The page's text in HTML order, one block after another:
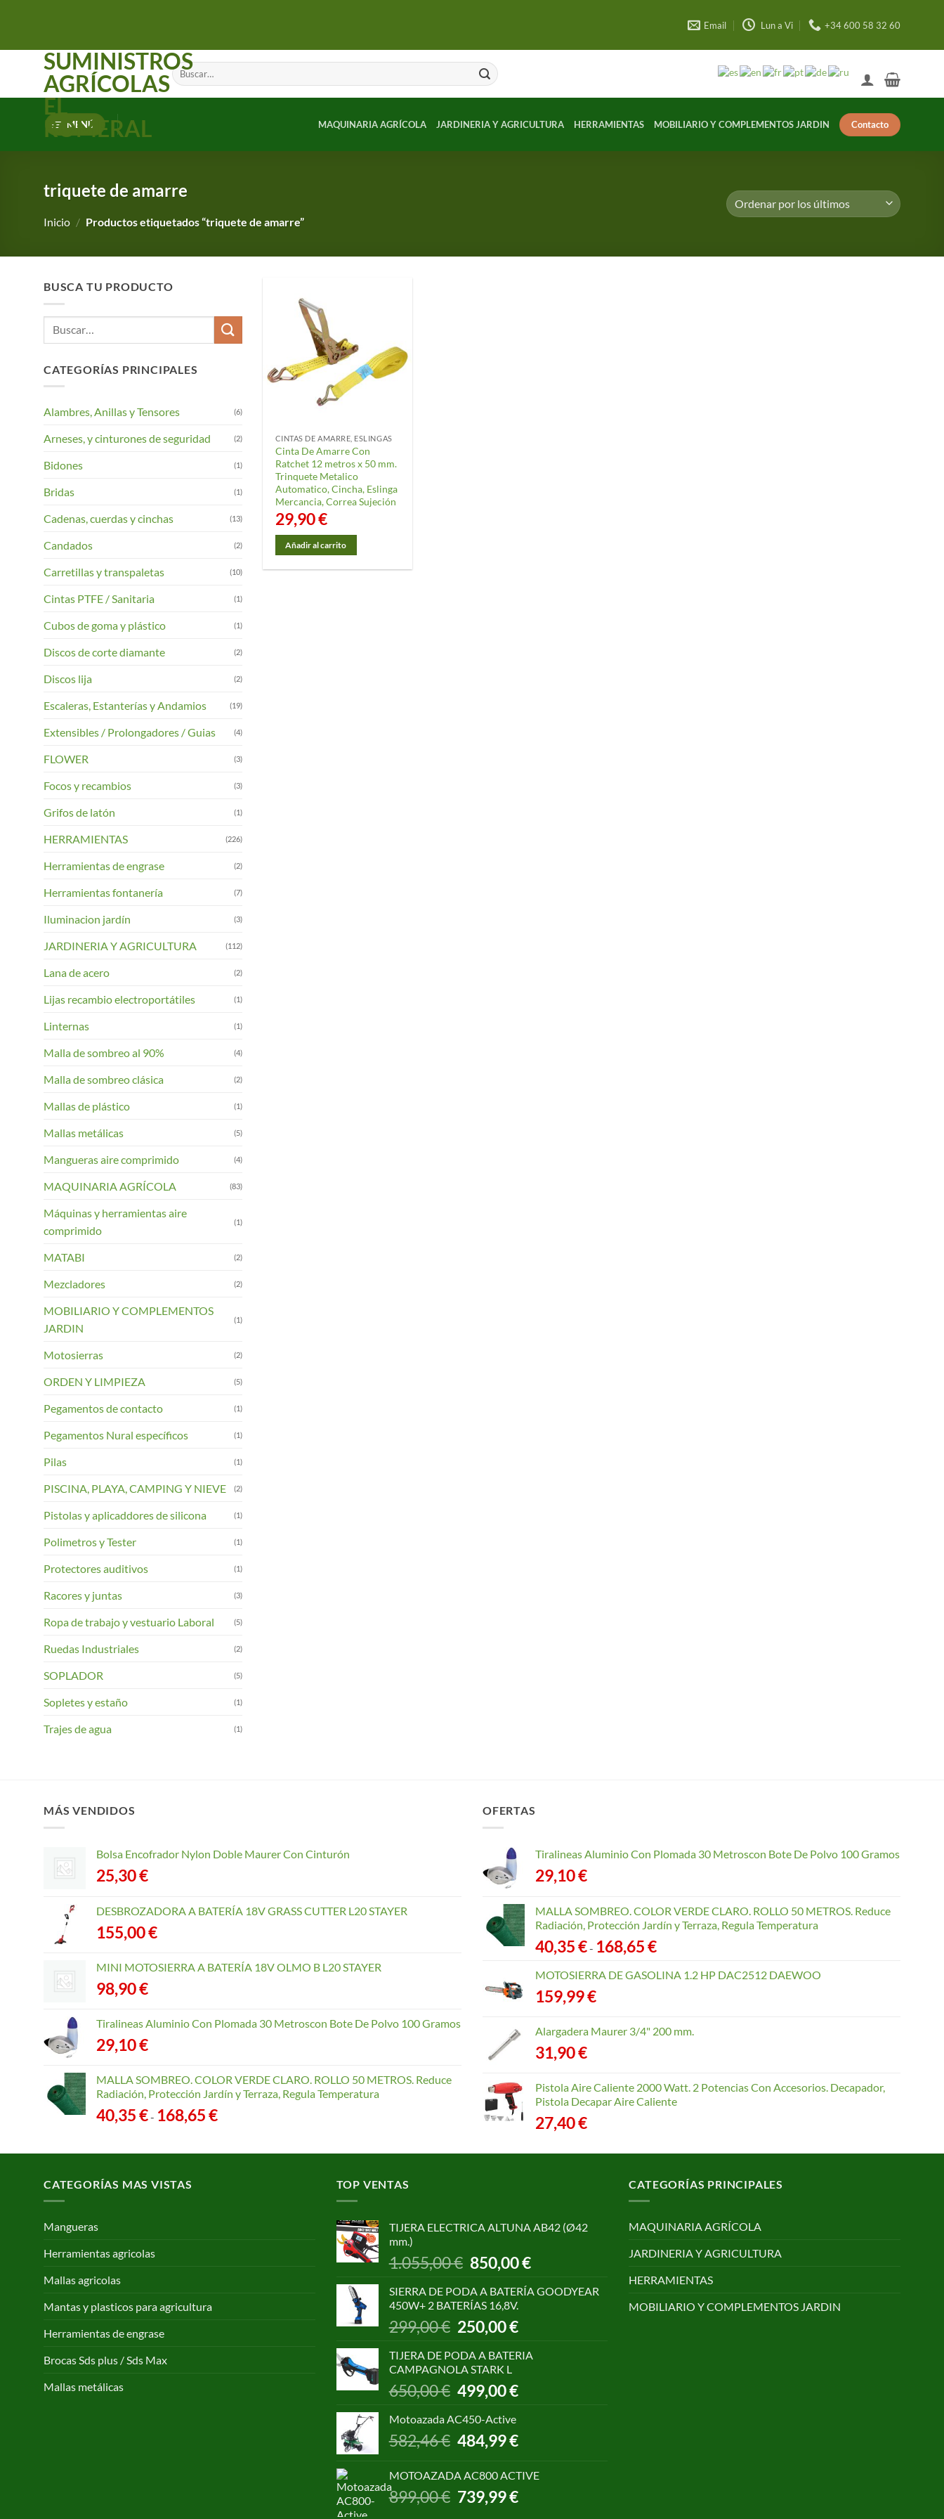
Email Lun a Vi +34 600 58 32 60
SUMINISTROS
AGRÍCOLAS
EL
ROMERAL
Buscar
por:
MENÚ MAQUINARIA AGRÍCOLA JARDINERIA Y AGRICULTURA HERRAMIENTAS MOBILIARIO Y COMPLEMENTOS JARDIN Contacto
triquete de amarre
Inicio / Productos etiquetados “triquete de amarre”
BUSCA TU PRODUCTO
Buscar
CATEGORÍAS PRINCIPALES
Alambres, Anillas y Tensores (6)
Arneses, y cinturones de seguridad (2)
Bidones (1)
Bridas (1)
Cadenas, cuerdas y cinchas (13)
Candados (2)
Carretillas y transpaletas (10)
Cintas PTFE / Sanitaria (1)
Cubos de goma y plástico (1)
Discos de corte diamante (2)
Discos lija (2)
Escaleras, Estanterías y Andamios (19)
Extensibles / Prolongadores / Guias (4)
FLOWER (3)
Focos y recambios (3)
Grifos de latón (1)
HERRAMIENTAS (226)
Herramientas de engrase (2)
Herramientas fontanería (7)
Iluminacion jardín (3)
JARDINERIA Y AGRICULTURA (112)
Lana de acero (2)
Lijas recambio electroportátiles (1)
Linternas (1)
Malla de sombreo al 90% (4)
Malla de sombreo clásica (2)
Mallas de plástico (1)
Mallas metálicas (5)
Mangueras aire comprimido (4)
MAQUINARIA AGRÍCOLA (83)
Máquinas y herramientas aire
comprimido
(1)
MATABI (2)
Mezcladores (2)
MOBILIARIO Y COMPLEMENTOS
JARDIN
(1)
Motosierras (2)
ORDEN Y LIMPIEZA (5)
Pegamentos de contacto (1)
Pegamentos Nural específicos (1)
Pilas (1)
PISCINA, PLAYA, CAMPING Y NIEVE (2)
Pistolas y aplicaddores de silicona (1)
Polimetros y Tester (1)
Protectores auditivos (1)
Racores y juntas (3)
Ropa de trabajo y vestuario Laboral (5)
Ruedas Industriales (2)
SOPLADOR (5)
Sopletes y estaño (1)
Trajes de agua (1)
CINTAS DE AMARRE, ESLINGAS
Cinta De Amarre Con
Ratchet 12 metros x 50 mm.
Trinquete Metalico
Automatico, Cincha, Eslinga
Mercancia, Correa Sujeción
29,90€
Añadir al carrito
MÁS VENDIDOS
Bolsa Encofrador Nylon Doble Maurer Con Cinturón
25,30€
DESBROZADORA A BATERÍA 18V GRASS CUTTER L20 STAYER
155,00€
MINI MOTOSIERRA A BATERÍA 18V OLMO B L20 STAYER
98,90€
Tiralineas Aluminio Con Plomada 30 Metroscon Bote De Polvo 100 Gramos
29,10€
MALLA SOMBREO. COLOR VERDE CLARO. ROLLO 50 METROS. Reduce
Radiación, Protección Jardín y Terraza, Regula Temperatura
40,35€- 168,65€Rango
desde
OFERTAS
Tiralineas Aluminio Con Plomada 30 Metroscon Bote De Polvo 100 Gramos
29,10€
MALLA SOMBREO. COLOR VERDE CLARO. ROLLO 50 METROS. Reduce
Radiación, Protección Jardín y Terraza, Regula Temperatura
40,35€- 168,65€Rango
precios:
168,65 €
MOTOSIERRA DE GASOLINA 1.2 HP DAC2512 DAEWOO
159,99€
Alargadera Maurer 3/4" 200 mm.
31,90€
Pistola Aire Caliente 2000 Watt. 2 Potencias Con Accesorios. Decapador,
Pistola Decapar Aire Caliente
27,40€
CATEGORÍAS MAS VISTAS
Mangueras
Herramientas agricolas
Mallas agricolas
Mantas y plasticos para agricultura
Herramientas de engrase
Brocas Sds plus / Sds Max
Mallas metálicas
TOP VENTAS
TIJERA ELECTRICA ALTUNA AB42 (Ø42
mm.)
1.055,00€ El
precio
original
era:
1.055,00 €.
850,00€El
actual
SIERRA DE PODA A BATERÍA GOODYEAR
450W+ 2 BATERÍAS 16,8V.
299,00€ El
precio
original
era:
299,00 €.
250,00€El
actual
250,00 €.
TIJERA DE PODA A BATERIA
CAMPAGNOLA STARK L
650,00€
El
precio
original
650,00 €.
499,00€El
499,00 €.
Motoazada AC450-Active
582,46€
El
precio
era:
582,46 €.
484,99€El
es:
484,99 €.
MOTOAZADA AC800 ACTIVE
899,00€ El
precio
739,99€El
CATEGORÍAS PRINCIPALES
MAQUINARIA AGRÍCOLA
JARDINERIA Y AGRICULTURA
HERRAMIENTAS
MOBILIARIO Y COMPLEMENTOS JARDIN